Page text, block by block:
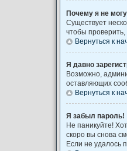
Почему я не
Существует
чтобы
Вернуться к
Я давно
Возможно,
оставляющих
Вернуться к
Я забыл пароль!
Не паникуйте!
скоро вы снова
Если не удалось